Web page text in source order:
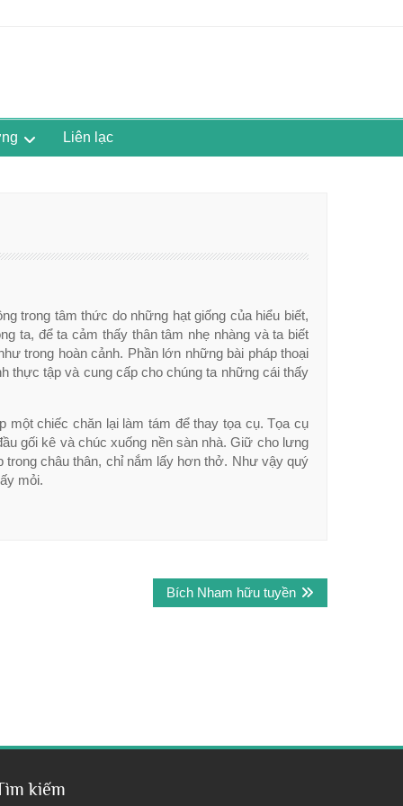
Liên lạc
trong tâm thức do những hạt giống của hiểu biết,
ta, để ta cảm thấy thân tâm nhẹ nhàng và ta biết
trong hoàn cảnh. Phần lớn những bài pháp thoại
thực tập và cung cấp cho chúng ta những cái thấy
một chiếc chăn lại làm tám để thay tọa cụ. Tọa cụ
gối kê và chúc xuống nền sàn nhà. Giữ cho lưng
châu thân, chỉ nắm lấy hơn thở. Như vậy quý
mỏi.
Bích Nham hữu tuyền
kiếm